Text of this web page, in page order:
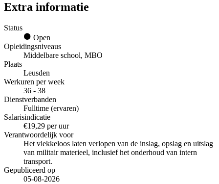
Extra informatie
Status
Open
Opleidingsniveaus
Middelbare school, MBO
Plaats
Leusden
Werkuren per week
36 - 38
Dienstverbanden
Fulltime (ervaren)
Salarisindicatie
€19,29 per uur
Verantwoordelijk voor
Het vlekkeloos laten verlopen van de inslag, opslag en uitslag
van militair materieel, inclusief het onderhoud van intern
transport.
Gepubliceerd op
05-08-2026